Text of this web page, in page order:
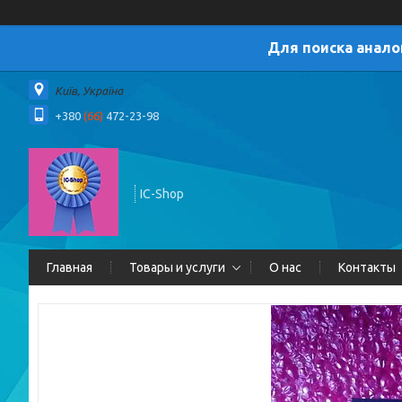
Для поиска
Київ, Україна
+380 (66) 472-23-98
IC-Shop
Главная Товары и услуги О нас Контакты